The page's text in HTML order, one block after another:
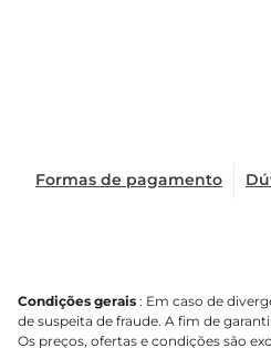
Formas de pagamento
Condições gerais : Em caso de
de suspeita de fraude. A fim de
Os preços, ofertas e condições são